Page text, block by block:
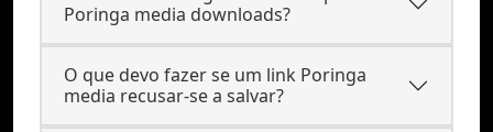
Poringa media downloads?
O que devo fazer se um link Poringa
media recusar-se a salvar?